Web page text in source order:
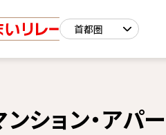
ション・アパ